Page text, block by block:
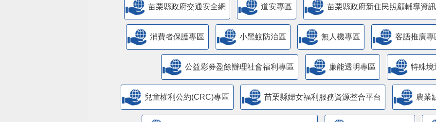
苗栗縣政府交通安全網 道安專區 苗栗縣政府新住民照顧輔導資
消費者保護專區 小黑蚊防治區 無人機專區 客語推廣專
公益彩券盈餘辦理社會福利專區 廉能透明專區 特殊境
兒童權利公約(CRC)專區 苗栗縣婦女福利服務資源整合平台 農業